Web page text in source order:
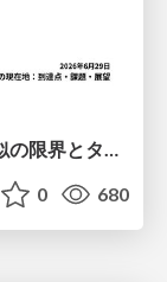
0 680